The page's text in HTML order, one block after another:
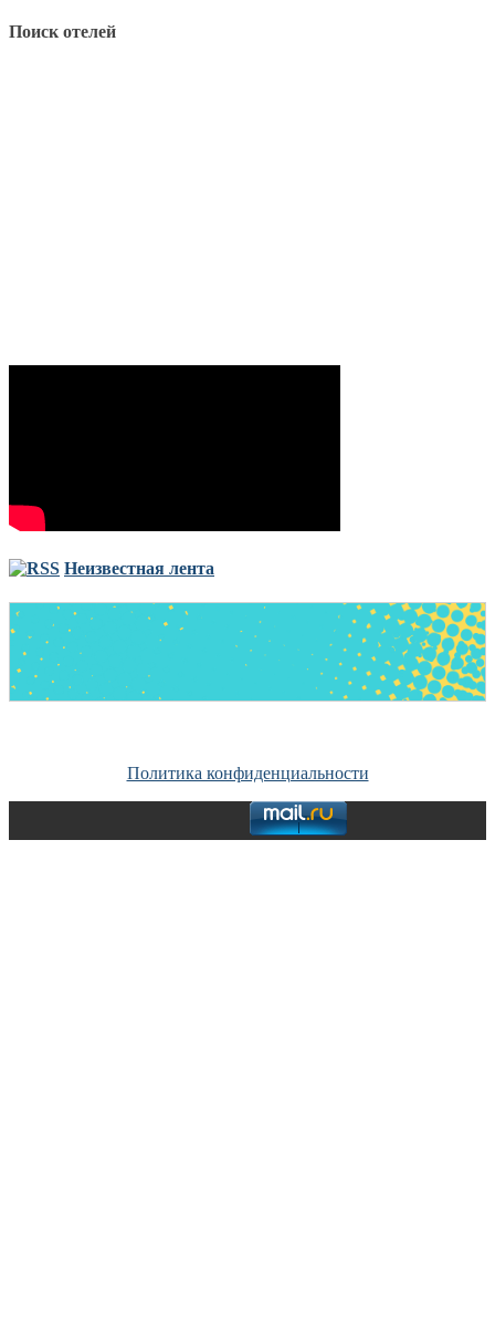
Поиск отелей
Неизвестная лента
Политика конфиденциальности